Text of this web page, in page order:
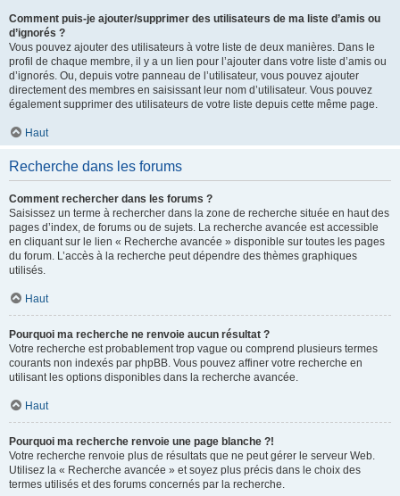
Comment puis-je ajouter/supprimer des utilisateurs de ma liste d’amis ou
d’ignorés ?
Vous pouvez ajouter des utilisateurs à votre liste de deux manières. Dans le
profil de chaque membre, il y a un lien pour l’ajouter dans votre liste d’amis ou
d’ignorés. Ou, depuis votre panneau de l’utilisateur, vous pouvez ajouter
directement des membres en saisissant leur nom d’utilisateur. Vous pouvez
également supprimer des utilisateurs de votre liste depuis cette même page.
Haut
Recherche dans les forums
Comment rechercher dans les forums ?
Saisissez un terme à rechercher dans la zone de recherche située en haut des
pages d’index, de forums ou de sujets. La recherche avancée est accessible
en cliquant sur le lien « Recherche avancée » disponible sur toutes les pages
du forum. L’accès à la recherche peut dépendre des thèmes graphiques
utilisés.
Haut
Pourquoi ma recherche ne renvoie aucun résultat ?
Votre recherche est probablement trop vague ou comprend plusieurs termes
courants non indexés par phpBB. Vous pouvez affiner votre recherche en
utilisant les options disponibles dans la recherche avancée.
Haut
Pourquoi ma recherche renvoie une page blanche ?!
Votre recherche renvoie plus de résultats que ne peut gérer le serveur Web.
Utilisez la « Recherche avancée » et soyez plus précis dans le choix des
termes utilisés et des forums concernés par la recherche.